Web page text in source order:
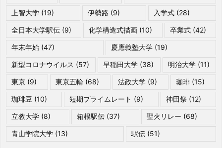
上智大学 (19) 伊勢路 (9) 入学式 (28)
全日本大学駅伝 (9) 化学構造式描画 (10) 卒業式(42)
年末年始 (47) 慶應義塾大学(19)
新型コロナウイルス (57) 早稲田大学 (38) 明治大学(11)
東京 (9) 東京五輪 (68) 法政大学 (9) 珈琲 (15)
珈琲豆 (10) 短期プライムレート (9) 神田祭(12)
立教大学 (8) 箱根駅伝 (37) 聖火リレー (68)
青山学院大学 (13) 駅伝 (51)